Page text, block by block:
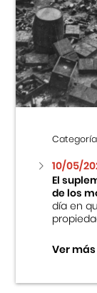
10/05/
El
de los
día en
Ver más